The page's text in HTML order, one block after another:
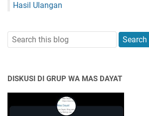
Hasil Ulangan
DISKUSI DI GRUP WA MAS DAYAT